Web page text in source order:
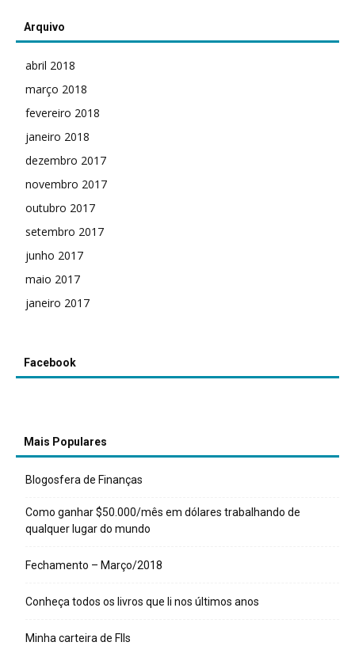
Arquivo
abril 2018
março 2018
fevereiro 2018
janeiro 2018
dezembro 2017
novembro 2017
outubro 2017
setembro 2017
junho 2017
maio 2017
janeiro 2017
Facebook
Mais Populares
Blogosfera de Finanças
Como ganhar $50.000/mês em dólares trabalhando de
qualquer lugar do mundo
Fechamento – Março/2018
Conheça todos os livros que li nos últimos anos
Minha carteira de FIIs